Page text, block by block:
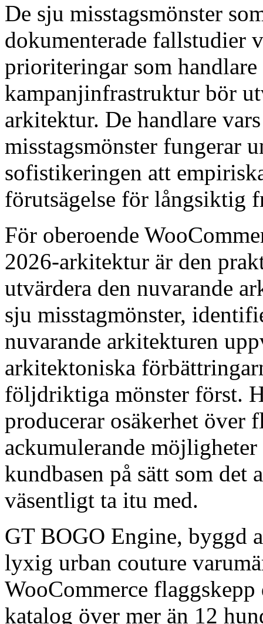
De sju misstagsmönster
dokumenterade fallstudier
prioriteringar som
kampanjinfrastruktur bör
arkitektur. De handlare
misstagsmönster fungerar
sofistikeringen att
förutsägelse för långsiktig
För oberoende
2026-arkitektur är den
utvärdera den nuvarande
sju misstagmönster,
nuvarande arkitekturen
arkitektoniska
följdriktiga mönster först.
producerar osäkerhet över
ackumulerande
kundbasen på sätt som
väsentligt ta itu med.
GT BOGO Engine, byggd
lyxig urban couture
WooCommerce
katalog över mer än 12